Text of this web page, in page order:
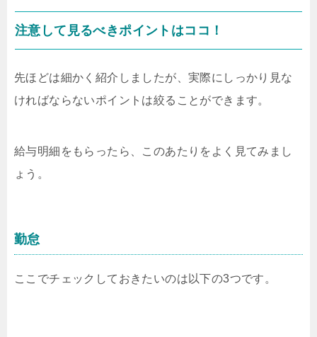
注意して見るべきポイントはココ！
先ほどは細かく紹介しましたが、実際にしっかり見な
ければならないポイントは絞ることができます。
給与明細をもらったら、このあたりをよく見てみまし
ょう。
勤怠
ここでチェックしておきたいのは以下の3つです。